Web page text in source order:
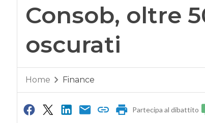
Consob, oltre
oscurati
Home Finance
Partecipa al dibattito